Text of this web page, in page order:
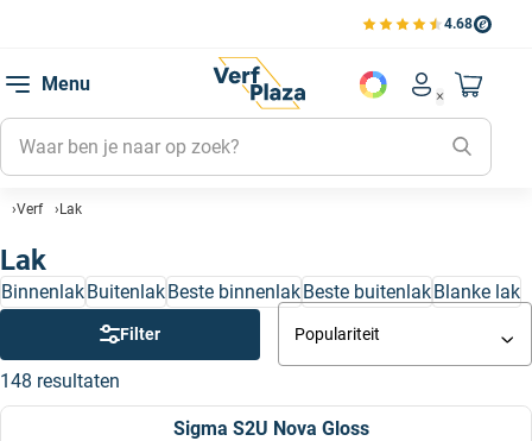
4.68
Bekijk de verfplaza
Menu
Account
Mijn
Mijn
Mijn
Naar
Verf Lak
BinnenlakBuitenlakBeste binnenlakBeste buitenlakBlanke lak
Lak
Filter
148 resultaten
Populariteit
Sigma S2U Nova Gloss